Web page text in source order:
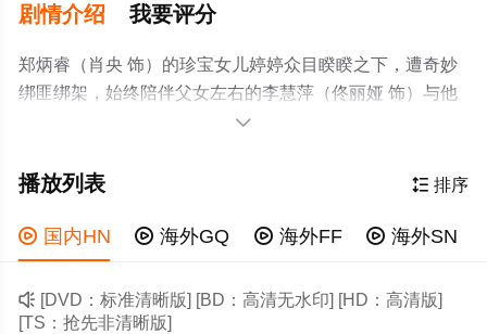
剧情介绍 我要评分
郑炳睿（肖央 饰）的珍宝女儿婷婷众目睽睽之下，遭奇妙
绑匪绑架，始终陪伴父女左右的李慧萍（佟丽娅 饰）与他
一同展开救女行昨晚下了一晚上的雪，第二天我去楼下开
物业，说有人砸了我的车玻璃。。但狡诈绑匪轻松逃避警
的郑、李二人玩弄于股掌之间。失望间，郑炳睿挑选走上
了一条通往地狱的救女之路，纵使化身“修罗”也不能放过伤
害自己女儿的恶徒！殊不知一场更大的阴谋正在悄然展
开，所有卷入其中的人都无法逃脱。

 排序
播放列表
 国内HN  海外GQ  海外FF  海外SN
 [DVD：标准清晰版] [BD：高清无水印] [HD：高清版]
[TS：抢先非清晰版]